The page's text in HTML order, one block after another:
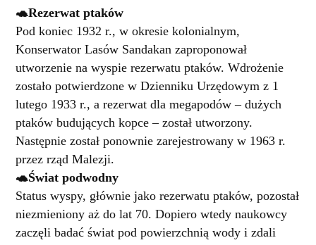
🐢Rezerwat ptaków
Pod koniec 1932 r., w okresie kolonialnym,
Konserwator Lasów Sandakan zaproponował
utworzenie na wyspie rezerwatu ptaków. Wdrożenie
zostało potwierdzone w Dzienniku Urzędowym z 1
lutego 1933 r., a rezerwat dla megapodów – dużych
ptaków budujących kopce – został utworzony.
Następnie został ponownie zarejestrowany w 1963 r.
przez rząd Malezji.
🐢Świat podwodny
Status wyspy, głównie jako rezerwatu ptaków, pozostał
niezmieniony aż do lat 70. Dopiero wtedy naukowcy
zaczęli badać świat pod powierzchnią wody i zdali